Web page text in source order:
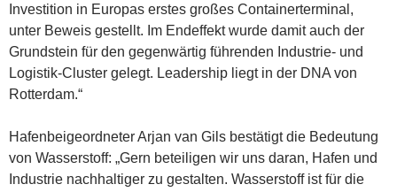
Investition in Europas erstes großes Containerterminal,
unter Beweis gestellt. Im Endeffekt wurde damit auch der
Grundstein für den gegenwärtig führenden Industrie- und
Logistik-Cluster gelegt. Leadership liegt in der DNA von
Rotterdam.“
Hafenbeigeordneter Arjan van Gils bestätigt die Bedeutung
von Wasserstoff: „Gern beteiligen wir uns daran, Hafen und
Industrie nachhaltiger zu gestalten. Wasserstoff ist für die